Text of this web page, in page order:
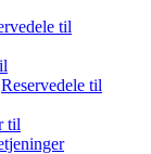
til
Reservedele til
til